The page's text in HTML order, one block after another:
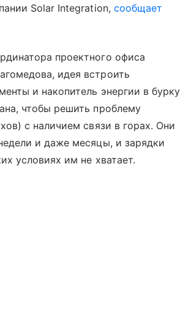
Solar Integration, сообщает
проектного офиса
идея встроить
и накопитель энергии в бурку
чтобы решить проблему
с наличием связи в горах. Они
и даже месяцы, и зарядки
условиях им не хватает.